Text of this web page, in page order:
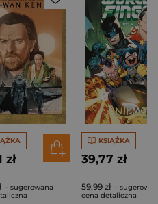
zł
- sugerowana
KSIĄŻKA
39,77 zł
59,99 zł -
cena detaliczna